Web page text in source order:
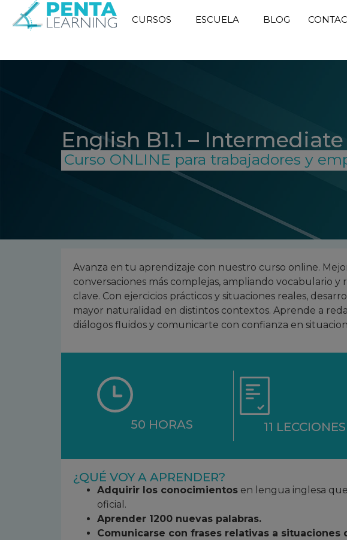
CURSOS ESCUELA BLOG
English B1.1 – Intermediate
Curso ONLINE para trabajadores y
Avanza en tu aprendizaje con nuestro curso online.
conversaciones más complejas, ampliando vocabulario
clave. Con ejercicios prácticos y situaciones reales,
mayor naturalidad en distintos contextos. Aprende a
diálogos fluidos y comunicarte con confianza en
50 HORAS 11 LECCIONES
¿QUÉ VOY A APRENDER?
Adquirir los conocimientos en lengua inglesa
oficial.
Aprender 1200 nuevas palabras.
Comunicarse con frases relativas a situaciones